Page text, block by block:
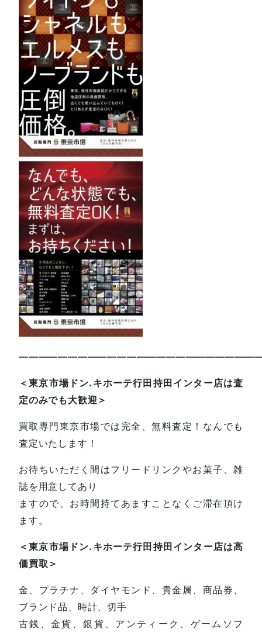
＜東京市場ドン.キホーテ行田持田インター店は査
定のみでも大歓迎＞
買取専門東京市場では完全、無料査定！なんでも
査定いたします！
お待ちいただく間はフリードリンクやお菓子、雑
誌を用意してあり
ますので、お時間持てあますことなくご滞在頂け
ます。
＜東京市場ドン.キホーテ行田持田インター店は高
価買取＞
金、プラチナ、ダイヤモンド、貴金属、商品券、
ブランド品、時計、切手
古銭、金貨、銀貨、アンティーク、ゲームソフ